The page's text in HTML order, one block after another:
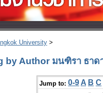
University >
by Author มนฑิรา ธาด
Jump to: 0-9 A B C